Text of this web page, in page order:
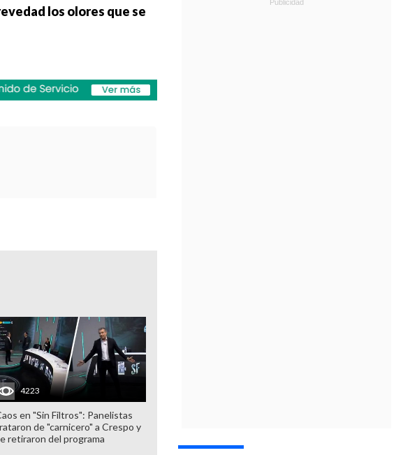
los olores que se
4223
en "Sin Filtros": Panelistas
de "carnicero" a Crespo y
retiraron del programa